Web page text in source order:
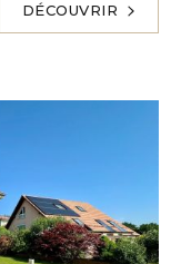
DÉCOUVRIR